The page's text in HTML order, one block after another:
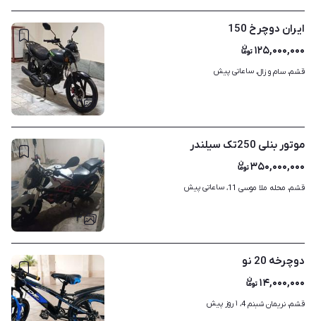
۳
ایران دوچرخ 150
۱۲۵,۰۰۰,۰۰۰
قشم، سام و زال، ساعاتی پیش
۳
موتور بنلی 250تک سیلندر
۳۵۰,۰۰۰,۰۰۰
قشم، محله ملا موسی 11، ساعاتی پیش
دوچرخه 20 نو
۱۴,۰۰۰,۰۰۰
قشم، نریمان شبنم 4، ۱ روز پیش